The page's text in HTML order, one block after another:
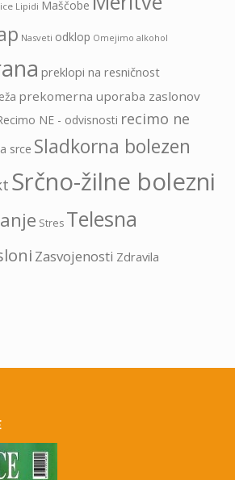
Lipidi Maščobe
Nasveti odklop Omejimo alkohol
preklopi na resničnost
prekomerna uporaba zaslonov
NE - odvisnosti recimo ne
srce Sladkorna bolezen
Srčno-žilne bolezni
Stres Telesna
Zasvojenosti Zdravila